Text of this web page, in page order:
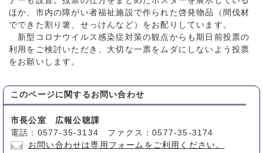
ほか、市内の障がい者福祉施設で作られた啓発物品（間伐材
でできた割り箸、せっけんなど）をお配りしています。
新型コロナウイルス感染症対策の観点からも期日前投票の
利用をご検討いただき、大切な一票をムダにしないよう投票
をお願いします。
このページに関する お問い合わせ
市長公室 広報公聴課
電話：0577-35-3134 ファクス：0577-35-3174
お問い合わせは専用フォームをご利用ください。